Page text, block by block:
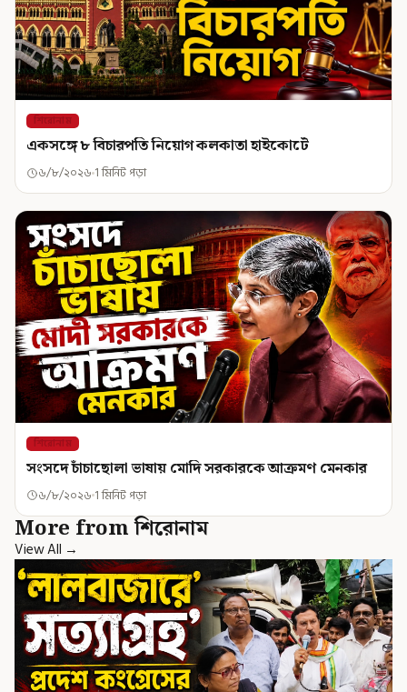
শিরোনাম
একসঙ্গে ৮ বিচারপতি নিয়োগ কলকাতা হাইকোর্টে
৬/৮/২০২৬ 1 মিনিট পড়া
শিরোনাম
সংসদে চাঁচাছোলা ভাষায় মোদি সরকারকে আক্রমণ মেনকার
৬/৮/২০২৬ 1 মিনিট পড়া
More from শিরোনাম
View All →